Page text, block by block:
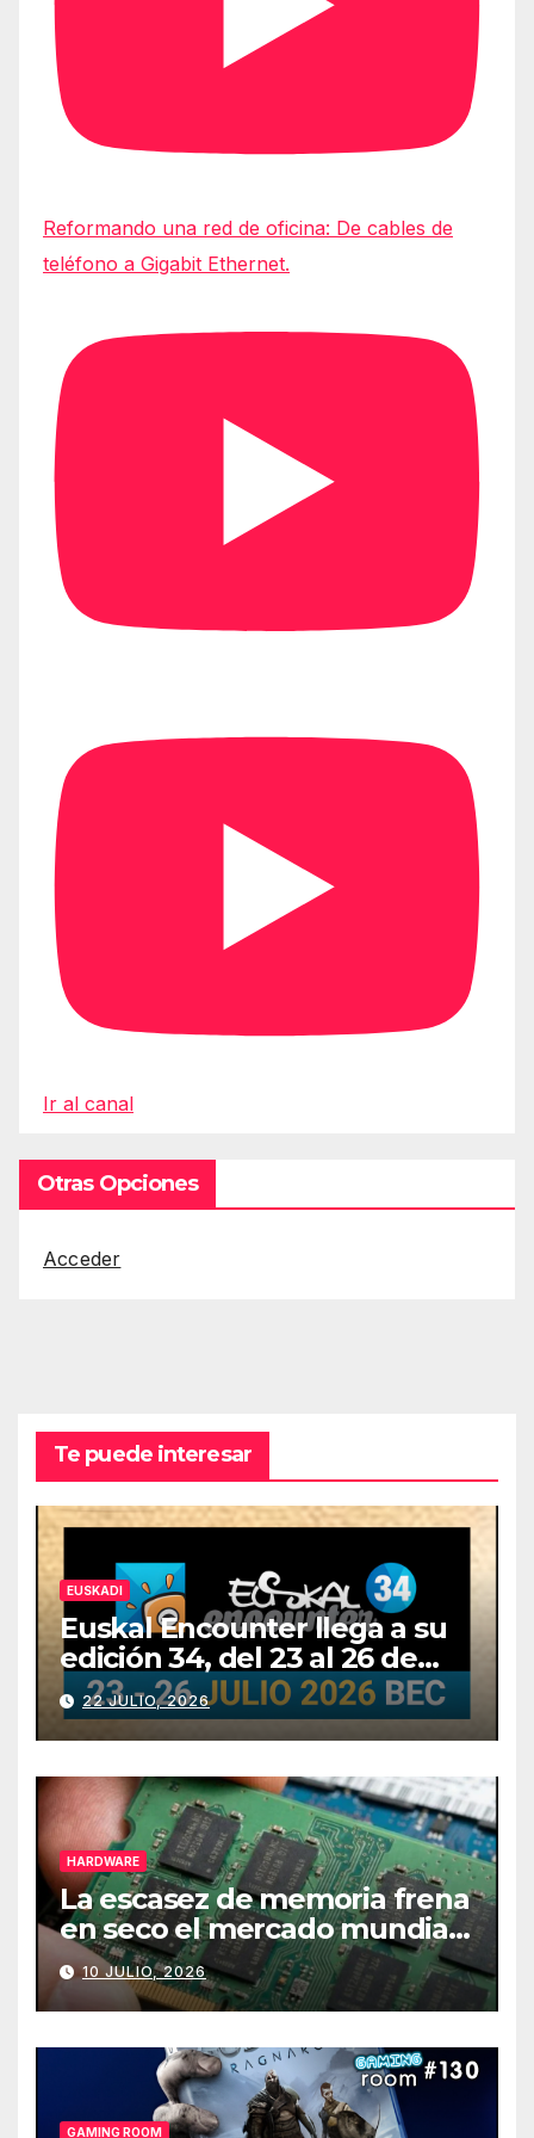
Reformando una red de oficina: De cables de
teléfono a Gigabit Ethernet.
Ir al canal
Otras Opciones
Acceder
Te puede interesar
EUSKADI
Euskal Encounter llega a su
edición 34, del 23 al 26 de
julio
22 JULIO, 2026
HARDWARE
La escasez de memoria frena
en seco el mercado mundial
de PCs
10 JULIO, 2026
GAMING ROOM